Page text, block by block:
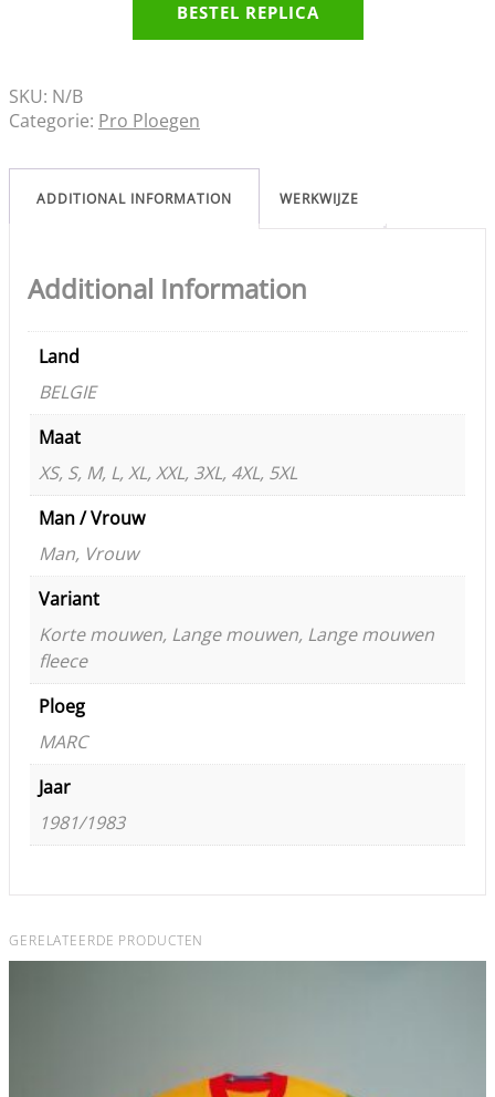
BESTEL REPLICA
SKU: N/B
Categorie: Pro Ploegen
ADDITIONAL INFORMATION WERKWIJZE
Additional Information
Land
BELGIE
Maat
XS, S, M, L, XL, XXL, 3XL, 4XL, 5XL
Man / Vrouw
Man, Vrouw
Variant
Korte mouwen, Lange mouwen, Lange mouwen
fleece
Ploeg
MARC
Jaar
1981/1983
GERELATEERDE PRODUCTEN